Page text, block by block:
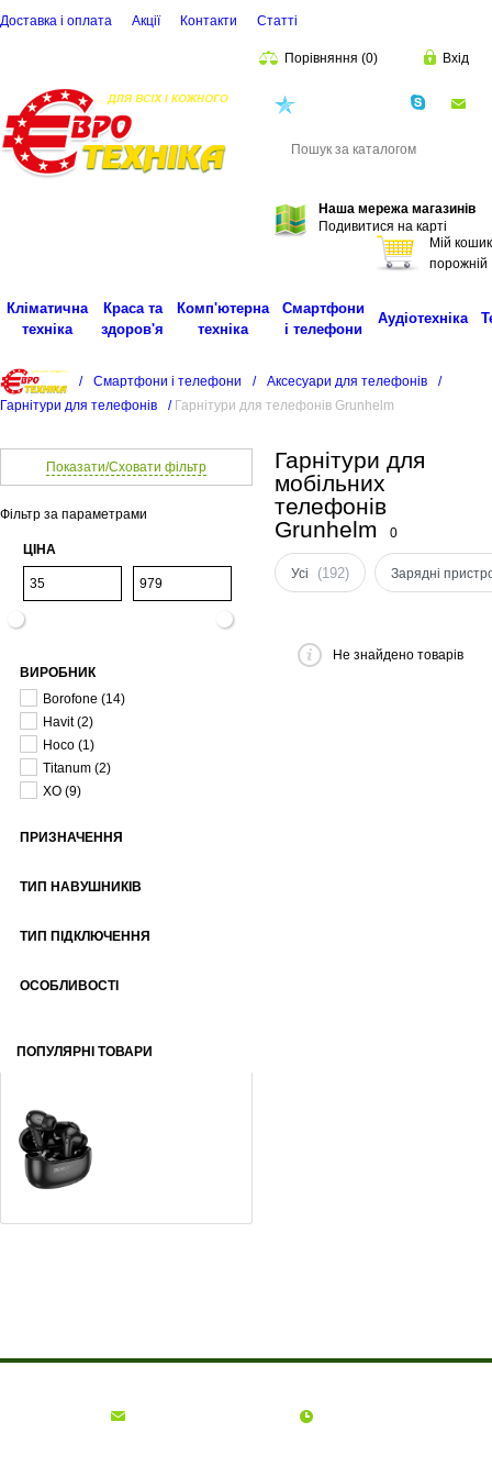
Доставка і оплата Акції Контакти Статті
Порівняння (0) Вхід
Наша мережа магазинів
Подивитися на карті
Мій кошик
порожній
Кліматична
техніка
Краса та
здоров'я
Комп'ютерна
техніка
Смартфони
і телефони
Аудіотехніка
/ Смартфони і телефони / Аксесуари для телефонів
/
Гарнітури для телефонів
/ Гарнітури для телефонів Grunhelm
Показати/Сховати фільтр
Фільтр за параметрами
ЦІНА
ВИРОБНИК
Borofone (14)
Havit (2)
Hoco (1)
Titanum (2)
XO (9)
ПРИЗНАЧЕННЯ
ТИП НАВУШНИКІВ
ТИП ПІДКЛЮЧЕННЯ
ОСОБЛИВОСТІ
ПОПУЛЯРНІ ТОВАРИ
Гарнітури для
мобільних
телефонів
Grunhelm
0
Усі (192) Зарядні
Не знайдено товарів